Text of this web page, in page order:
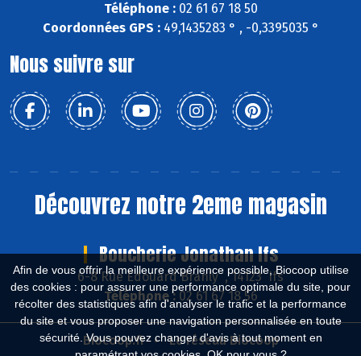
Afin de vous offrir la meilleure expérience possible, Biocoop utilise
des cookies : pour assurer une performance optimale du site, pour
récolter des statistiques afin d'analyser le trafic et la performance
du site et vous proposer une navigation personnalisée en toute
sécurité. Vous pouvez changer d'avis à tout moment en
Téléphone :02 61 67 18 50
Coordonnées GPS :49,1435283 ° , -0,3395035 °
Nous suivre sur
Découvrez notre 2eme magasin
Boucherie Jonathan Ifs
6-8 Rue Edouard Branly , 14123 Ifs
Téléphone :02 61 67 18 56
Biocoop.fr Le réseau Biocoop